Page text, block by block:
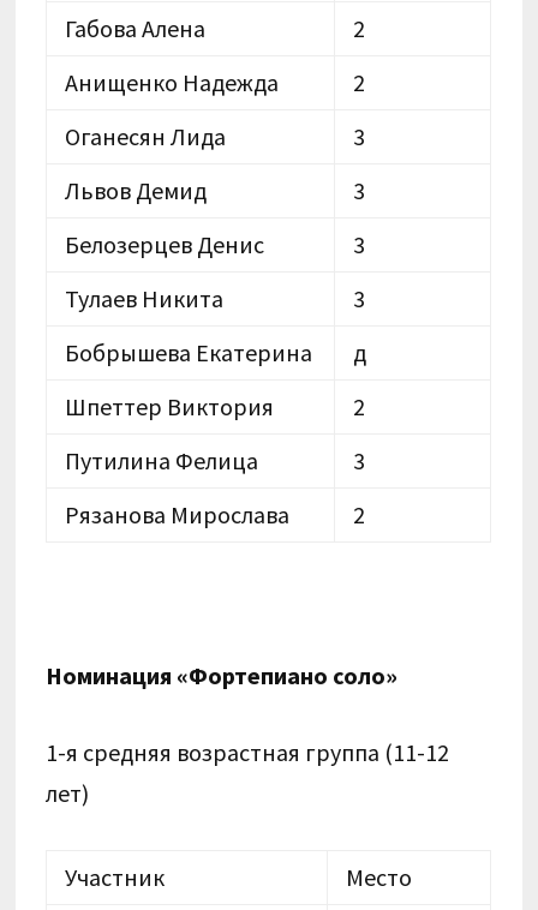
Габова Алена
2
Анищенко Надежда
2
Оганесян Лида
3
Львов Демид
3
Белозерцев Денис
3
Тулаев Никита
3
Бобрышева Екатерина
д
Шпеттер Виктория
2
Путилина Фелица
3
Рязанова Мирослава
2
Номинация «Фортепиано соло»
1-я средняя возрастная группа (11-12
лет)
Участник
Место